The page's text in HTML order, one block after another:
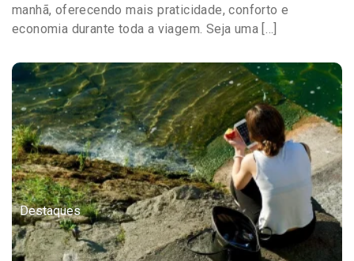
manhã, oferecendo mais praticidade, conforto e
economia durante toda a viagem. Seja uma […]
Destaques